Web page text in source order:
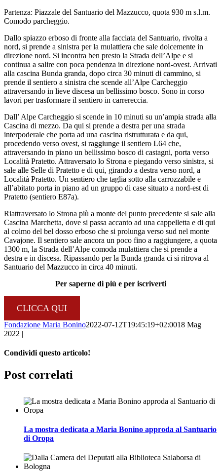
Partenza: Piazzale del Santuario del Mazzucco, quota 930 m s.l.m.
Comodo parcheggio.
Dallo spiazzo erboso di fronte alla facciata del Santuario, rivolta a
nord, si prende a sinistra per la mulattiera che sale dolcemente in
direzione nord. Si incontra ben presto la Strada dell’Alpe e si
continua a salire con poca pendenza in direzione nord-ovest. Arrivati
alla cascina Bunda granda, dopo circa 30 minuti di cammino, si
prende il sentiero a sinistra che scende all’Alpe Carcheggio
attraversando in lieve discesa un bellissimo bosco. Sono in corso
lavori per trasformare il sentiero in carrereccia.
Dall’ Alpe Carcheggio si scende in 10 minuti su un’ampia strada alla
Cascina di mezzo. Da qui si prende a destra per una strada
interpoderale che porta ad una cascina ristrutturata e da qui,
procedendo verso ovest, si raggiunge il sentiero L64 che,
attraversando in piano un bellissimo bosco di castagni, porta verso
Località Pratetto. Attraversato lo Strona e piegando verso sinistra, si
sale alle Selle di Pratetto e di qui, girando a destra verso nord, a
Località Pratetto. Un sentiero che taglia sotto alla carrozzabile e
all’abitato porta in piano ad un gruppo di case situato a nord-est di
Pratetto (sentiero E87a).
Riattraversato lo Strona più a monte del punto precedente si sale alla
Cascina Marchetta, dove si passa accanto ad una cappelletta e di qui
al colmo del bel dosso erboso che si prolunga verso sud nel monte
Cavajone. Il sentiero sale ancora un poco fino a raggiungere, a quota
1300 m, la Strada dell’Alpe comoda mulattiera che si prende a
destra e in discesa. Ripassando per la Bunda granda ci si ritrova al
Santuario del Mazzucco in circa 40 minuti.
Per saperne di più e per iscriverti
CLICCA QUI
Fondazione Maria Bonino2022-07-12T19:45:19+02:0018 Mag
2022 |
Condividi questo articolo!
Facebook
Twitter
LinkedIn
WhatsApp
Pinterest
Email
Post correlati
La mostra dedicata a Maria Bonino approda al Santuario
di Oropa